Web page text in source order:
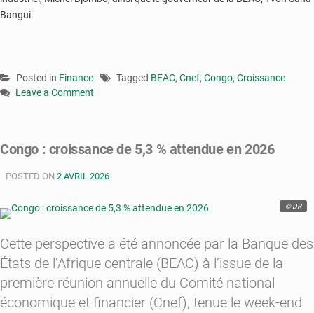
Bangui.
Posted in Finance Tagged BEAC, Cnef, Congo, Croissance
Leave a Comment
la
prévoit
croissance
5,2
en
2026
Congo : croissance de 5,3 % attendue en 2026
POSTED ON 2 AVRIL 2026
© DR
Cette perspective a été annoncée par la Banque des
États de l’Afrique centrale (BEAC) à l’issue de la
première réunion annuelle du Comité national
économique et financier (Cnef), tenue le week-end